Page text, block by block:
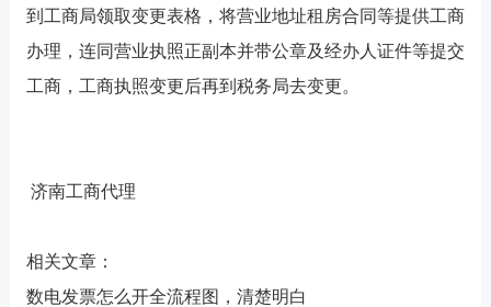
到工商局领取变更表格，将营业地址租房合同等提供工商
办理，连同营业执照正副本并带公章及经办人证件等提交
工商，工商执照变更后再到税务局去变更。
济南工商代理
相关文章：
数电发票怎么开全流程图，清楚明白